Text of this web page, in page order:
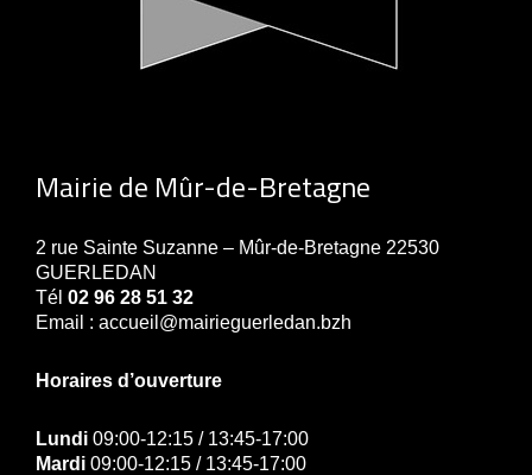
Mairie de Mûr-de-Bretagne
2 rue Sainte Suzanne – Mûr-de-Bretagne 22530
GUERLEDAN
Tél 02 96 28 51 32
Email : accueil@mairieguerledan.bzh
Horaires d’ouverture
Lundi 09:00-12:15 / 13:45-17:00
Mardi 09:00-12:15 / 13:45-17:00